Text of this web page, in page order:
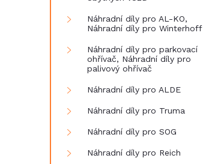
Náhradní díly pro AL-KO,
Náhradní díly pro Winterhoff
Náhradní díly pro parkovací
ohřívač, Náhradní díly pro
palivový ohřívač
Náhradní díly pro ALDE
Náhradní díly pro Truma
Náhradní díly pro SOG
Náhradní díly pro Reich